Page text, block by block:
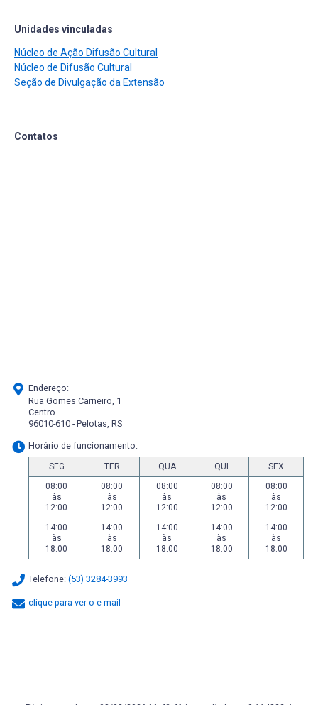
Unidades vinculadas
Núcleo de Ação Difusão Cultural
Núcleo de Difusão Cultural
Seção de Divulgação da Extensão
Contatos
Endereço:
Rua Gomes Carneiro, 1
Centro
96010-610 - Pelotas, RS
Horário de funcionamento:
SEG TER QUA QUI
SEX
08:00
às
12:00
08:00
às
12:00
08:00
às
12:00
08:00
às
12:00
08:00
às
12:00
14:00
às
18:00
14:00
às
18:00
14:00
às
18:00
14:00
às
18:00
14:00
às
18:00
Telefone: (53) 3284-3993
clique para ver o e-mail